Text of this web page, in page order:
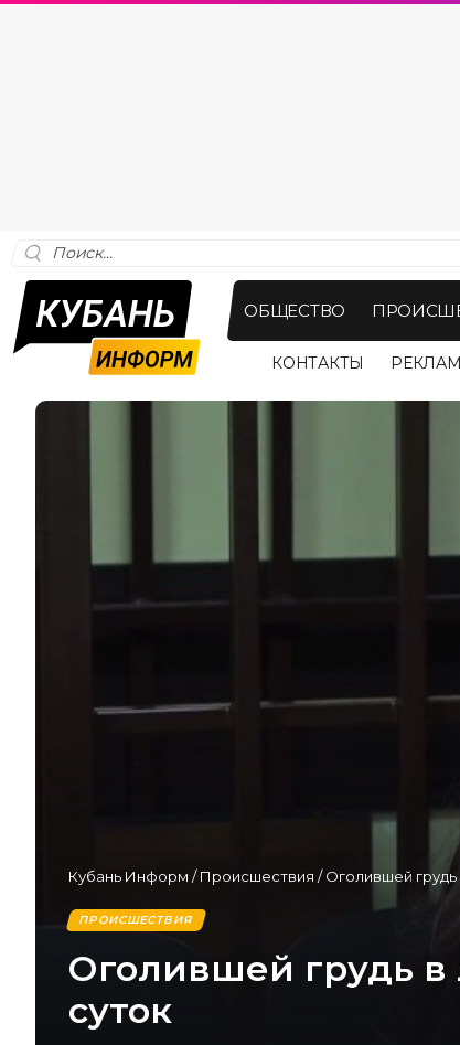
ОБЩЕСТВО
КОНТАКТЫ
Кубань Информ /Происшествия /Оголившей
ПРОИСШЕСТВИЯ
Оголившей грудь
суток